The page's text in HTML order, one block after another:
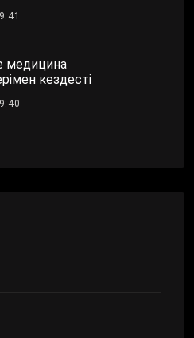
медицина
кездесті